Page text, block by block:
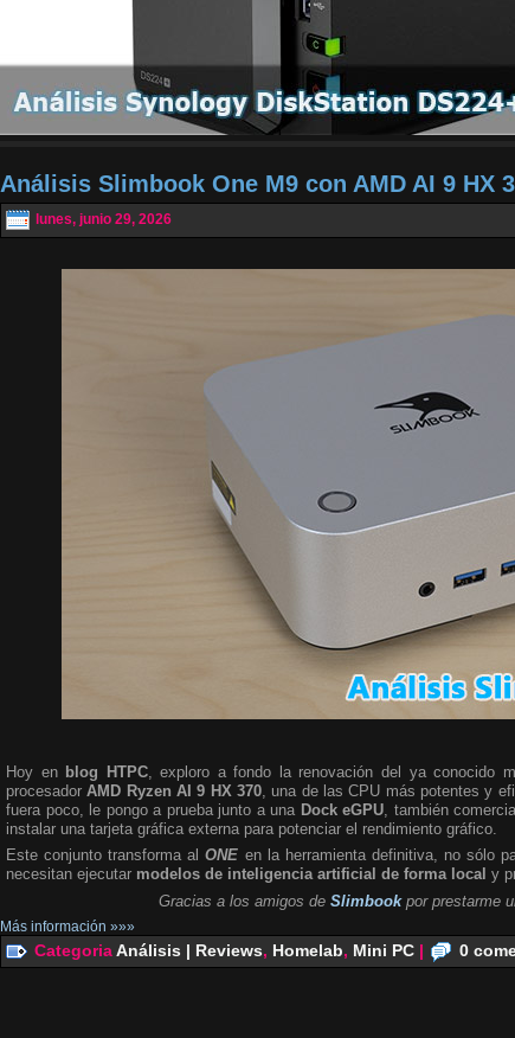
Análisis Slimbook One M9 con AMD AI 9 HX
lunes, junio 29, 2026
Hoy en blog HTPC, exploro a fondo la renovación del ya conocido
procesadorAMD Ryzen AI 9 HX 370 , una de las CPU más potentes y
fuera poco, le pongo a prueba junto a una Dock eGPU , también
instalar una tarjeta gráfica externa para potenciar el rendimiento gráfico.
Este conjunto transforma alONE en la herramienta definitiva, no sólo
necesitan ejecutar modelos de inteligencia artificial de forma local y
Gracias a los amigos de Slimbook por prestarme
Más información »»»
CategoriaAnálisis | Reviews, Homelab, Mini PC | 0